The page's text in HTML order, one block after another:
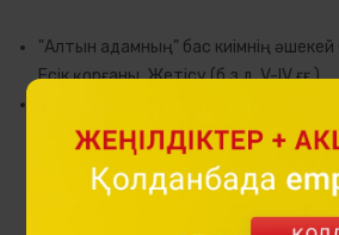
"Алтын адамның" бас киімнің әшекей
Есік қорғаны, Жетісу (б.з.д. V-ІV ғғ.).
Скиф-сақ мәдениетінің бірегей
Есік қорымында табылған "Алтын
алтын бөліктері - топтама жасауға
шеберлер зер соққан жануарлардың
қанықтық пен бөлшектердің